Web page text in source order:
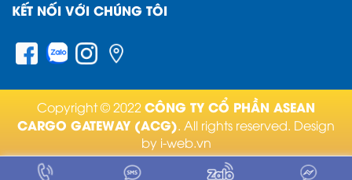
KẾT NỐI VỚI CHÚNG TÔI
Copyright © 2022CÔNG TY CỔ PHẦN ASEAN
CARGO GATEWAY (ACG). All rights reserved. Design
by i-web.vn